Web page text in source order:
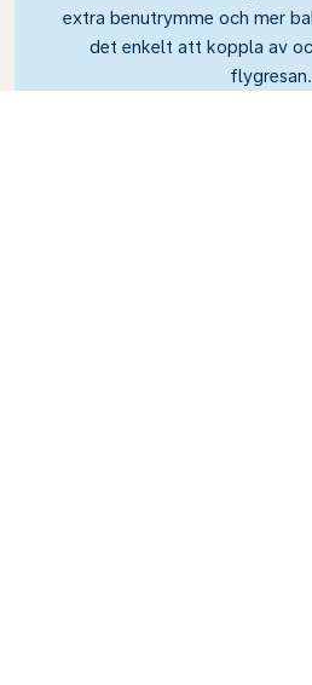
extra benutrymme och mer
det enkelt att koppla av
flygresan.